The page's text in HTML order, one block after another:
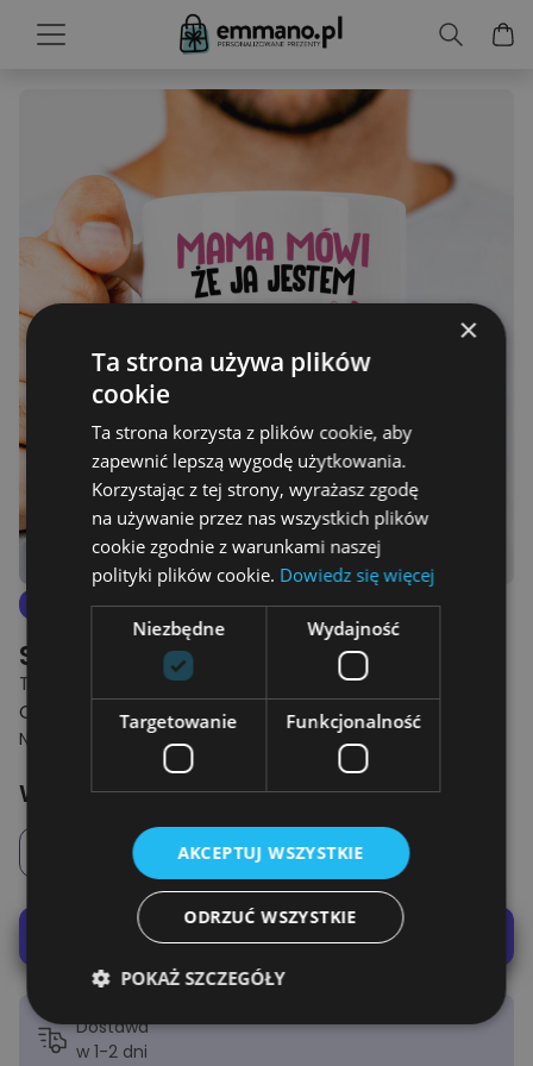
4.8
Spersonalizowany Kubek
TWOIM PREZENTEM - KUBEK
OD 39.00 ZŁ
NAJNIŻSZA CENA Z 30 DNI PRZED OBNIŻKĄ: 59.00 ZŁ
Wybierz opcje
Chłopiec Dziewczynka
Podglądnij swój kubek
Dostawa
w 1-2 dni
×
Ta strona używa plików
cookie
Ta strona korzysta z plików cookie, aby
zapewnić lepszą wygodę użytkowania.
Korzystając z tej strony, wyrażasz zgodę
na używanie przez nas wszystkich plików
cookie zgodnie z warunkami naszej
polityki plików cookie. Dowiedz się więcej
Niezbędne Wydajność
Targetowanie Funkcjonalność
AKCEPTUJ WSZYSTKIE
ODRZUĆ WSZYSTKIE
POKAŻ SZCZEGÓŁY